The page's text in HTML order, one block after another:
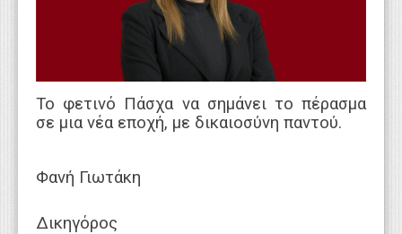
Το φετινό Πάσχα να σημάνει το πέρασμα
σε μια νέα εποχή, με δικαιοσύνη παντού.
Φανή Γιωτάκη
Δικηγόρος